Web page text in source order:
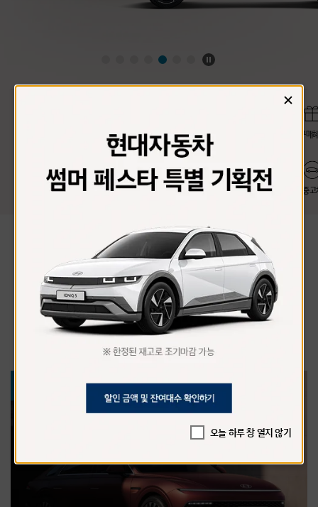
정
구매상담 시승신청 구매
블루멤버스 포인트 사용 내비 업데이트 보증수리 안내 중고
Model
최근 한 달 동안 고객님들이 가장 많이 구매하신 모델입니다.
오늘 하루 창 열지 않기
창